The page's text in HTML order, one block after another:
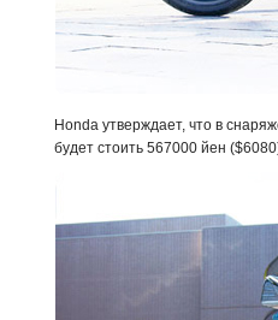
Honda утверждает, что в
будет стоить 567000 йен